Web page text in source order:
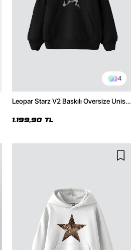
4
Leopar Starz V2 Baskılı Oversize Unisex
1.199,90 TL